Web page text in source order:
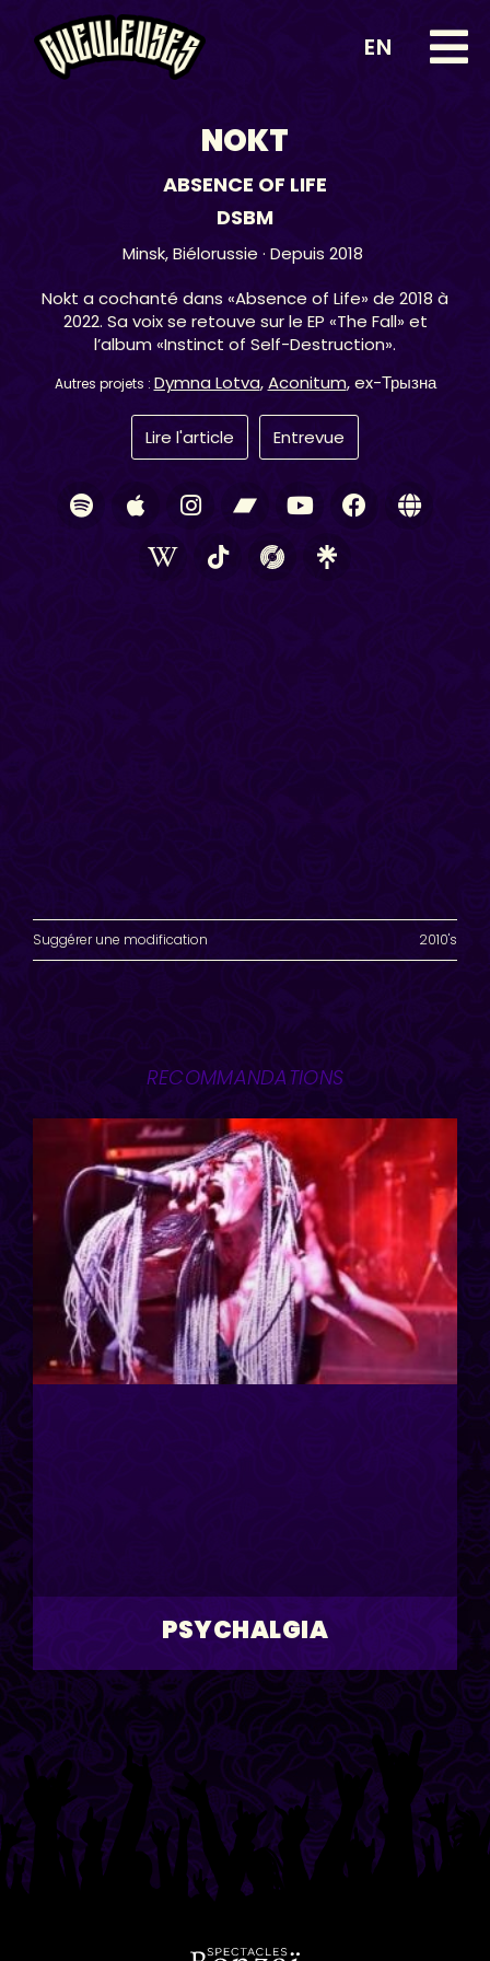
EN
NOKT
ABSENCE OF LIFE
DSBM
Minsk,Biélorussie · Depuis 2018
Nokt a cochanté dans «Absence of Life» de 2018 à
2022. Sa voix se retouve sur le EP «The Fall» et
l’album «Instinct of Self​-​Destruction».
Autres projets : Dymna Lotva,Aconitum, ex-Трызна
Lire l'article Entrevue
Suggérer une modification 2010's
RECOMMANDATIONS
PSYCHALGIA